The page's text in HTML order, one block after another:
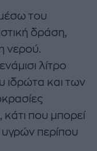
του
δράση,
νερού.
λίτρο
ιδρώτα και των
που μπορεί
υγρών περίπου